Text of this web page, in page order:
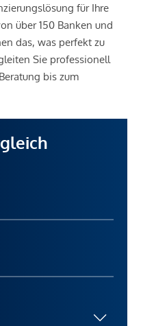
für Ihre
über 150 Banken und
das, was perfekt zu
Sie professionell
bis zum